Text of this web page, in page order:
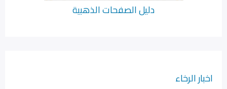
دليل الصفحات الذهبية
اخبار الرخاء